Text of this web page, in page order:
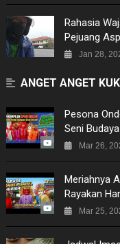
Rahasia
Pejuang
Jan 28,
ANGET ANGET
Pesona
Seni
Mar 26,
Meriahnya
Rayakan
Mar 25,